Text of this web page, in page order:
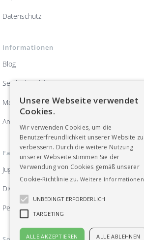
Datenschutz
Informationen
Blog
Servicebereich
Magazin ArbeitsWelten
Archiv
Fachgruppen
Jugend
Diversität, Frauen und Gleichberechtigung
Pensionist_innen
Unsere Webseite verwendet
Cookies.
Wir verwenden Cookies, um die
Benutzerfreundlichkeit unserer Website zu
verbessern. Durch die weitere Nutzung
unserer Webseite stimmen Sie der
Verwendung von Cookies gemäß unserer
Cookie-Richtlinie zu. Weitere Informationen
UNBEDINGT ERFORDERLICH
TARGETING
ALLE AKZEPTIEREN ALLE ABLEHNEN